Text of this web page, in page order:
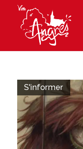
contenu
S'informer